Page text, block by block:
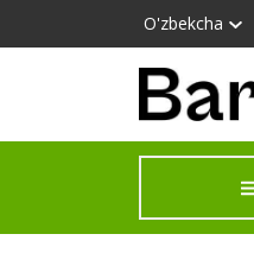
O'zbekcha